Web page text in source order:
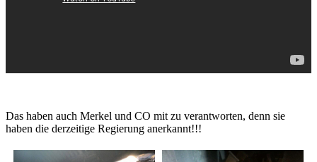
Das haben auch Merkel und CO mit zu verantworten, denn sie
haben die derzeitige Regierung anerkannt!!!